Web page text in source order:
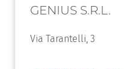
GENIUS S.R.L.
Via Tarantelli, 3